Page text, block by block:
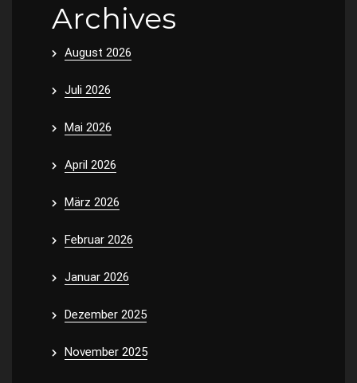
Archives
August 2026
Juli 2026
Mai 2026
April 2026
März 2026
Februar 2026
Januar 2026
Dezember 2025
November 2025